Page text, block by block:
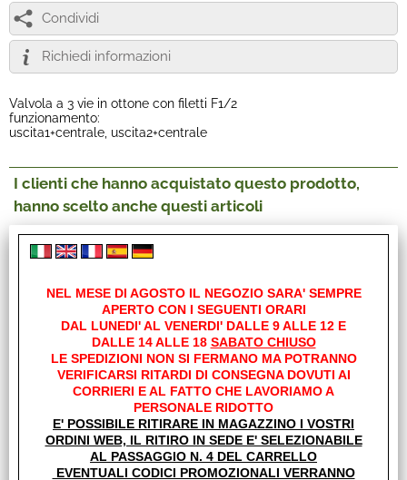
Condividi
Richiedi informazioni
Valvola a 3 vie in ottone con filetti F1/2
funzionamento:
uscita1+centrale, uscita2+centrale
I clienti che hanno acquistato questo prodotto,
hanno scelto anche questi articoli
RACCORDO
PORTAGOMMA 13MM
1/2M C/GUARNIZIONE E
GHIERA
€3,30
NEL MESE DI AGOSTO IL NEGOZIO SARA' SEMPRE
APERTO CON I SEGUENTI ORARI
DAL LUNEDI' AL VENERDI' DALLE 9 ALLE 12 E
DALLE 14 ALLE 18 SABATO CHIUSO
LE SPEDIZIONI NON SI FERMANO MA POTRANNO
VERIFICARSI RITARDI DI CONSEGNA DOVUTI AI
CORRIERI E AL FATTO CHE LAVORIAMO A
PERSONALE RIDOTTO
E' POSSIBILE RITIRARE IN MAGAZZINO I VOSTRI
ORDINI WEB, IL RITIRO IN SEDE E' SELEZIONABILE
AL PASSAGGIO N. 4 DEL CARRELLO
EVENTUALI CODICI PROMOZIONALI VERRANNO